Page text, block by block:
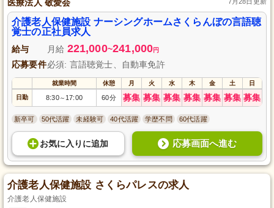
医療法人 敬愛会
介護老人保健施設 ナーシングホームさくらんぼの言語聴
覚士の正社員求人
給与 月給 221,000~241,000円
応募要件必須: 言語聴覚士、自動車免許
就業時間 休憩 月 火 水 木 金 土 日
日勤 8:30～ 17:00 60分 募集 募集 募集 募集 募集 募集 募集
新卒可 50代活躍 未経験可 40代活躍 学歴不問 60代活躍
お気に入り に追加 応募画面へ進む
介護老人保健施設 さくらパレスの求人
介護老人保健施設